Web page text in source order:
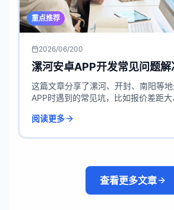
重点推荐
2026/06/200
漯河安卓APP开发常见问题解
这篇文章分享了漯河、开封、南阳等
APP时遇到的常见坑，比如报价差距
合服务本地企业的真实案例，帮您拆解
阅读更多
查看更多文章